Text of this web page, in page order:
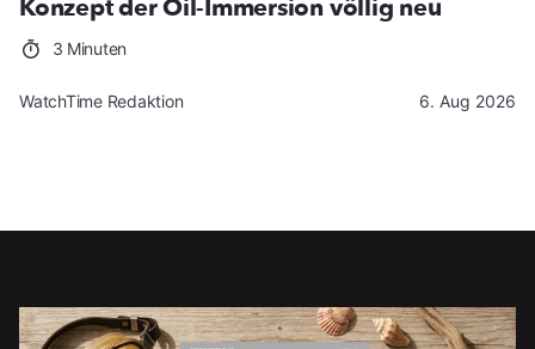
Konzept der Oil-Immersion völlig neu
3 Minuten
WatchTime Redaktion 6. Aug 2026